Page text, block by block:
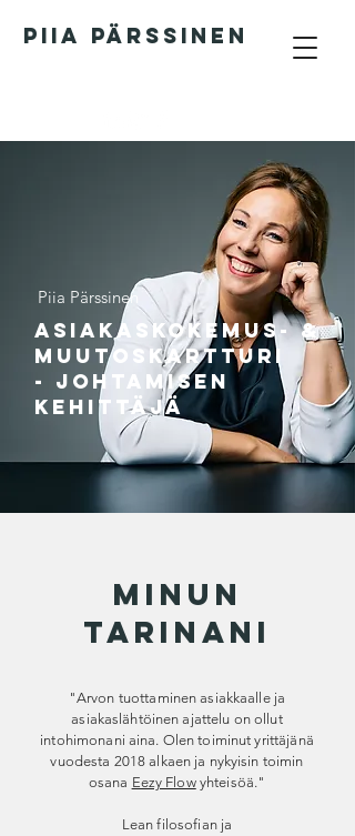
PIIA PÄRSSINEN
Piia Pärssinen
Asiakaskokemus- &
muutoskartturi
- johtamisen
kehittäjä
minun
tarinani
"Arvon tuottaminen asiakkaalle ja
asiakaslähtöinen ajattelu on ollut
intohimonani aina. Olen toiminut yrittäjänä
vuodesta 2018 alkaen ja nykyisin toimin
osana Eezy Flowyhteisöä."
Lean filosofian ja